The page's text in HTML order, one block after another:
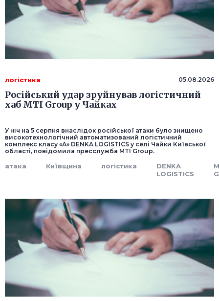
логістика 05.08.2026
Російський удар зруйнував логістичний
хаб MTI Group у Чайках
У ніч на 5 серпня внаслідок російської атаки було знищено
високотехнологічний автоматизований логістичний
комплекс класу «А» DENKA LOGISTICS у селі Чайки Київської
області, повідомила пресслужба MTI Group.
атака Київщина логістика
DENKA
LOGISTICS